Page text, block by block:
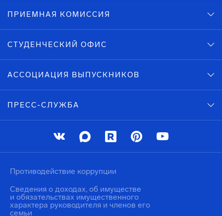
ПРИЕМНАЯ КОМИССИЯ
СТУДЕНЧЕСКИЙ ОФИС
АССОЦИАЦИЯ ВЫПУСКНИКОВ
ПРЕСС-СЛУЖБА
Противодействие коррупции
Сведения о доходах, об имуществе
и обязательствах имущественного
характера руководителя и членов его
семьи